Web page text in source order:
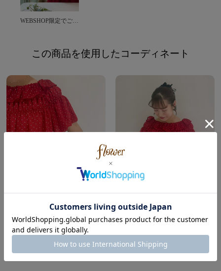
WEBSHOP限定でご予約を承っております♡
この商品を使用したコーディネート
flower
ルクア大阪店
nakata ( Winter | Natural )
flower
nakata ( Winter | Natural )